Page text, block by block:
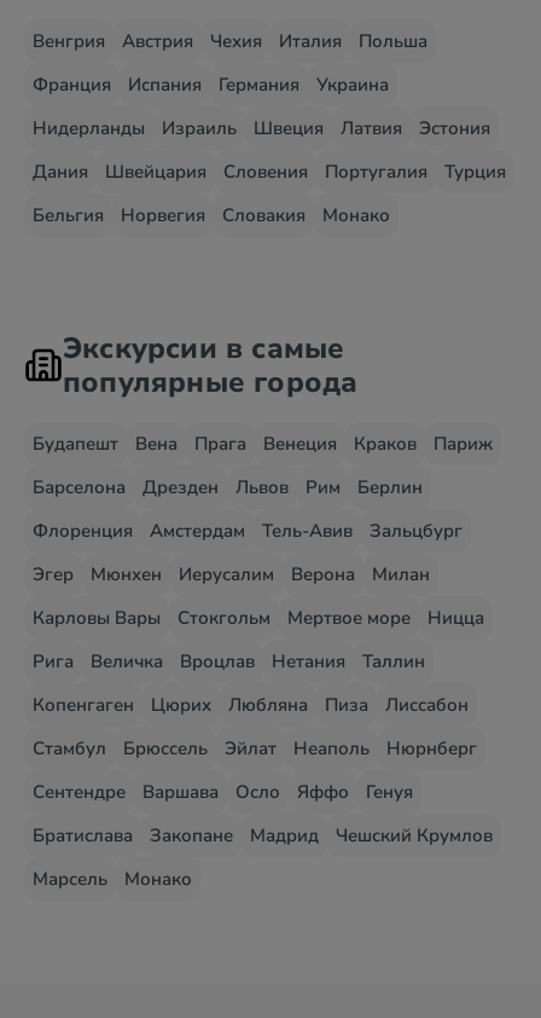
Венгрия Австрия Чехия Италия
Польша
Франция
Испания Германия
Украина
Нидерланды
Израиль Швеция Латвия
Эстония
Дания
Швейцария Словения Португалия
Турция
Бельгия
Норвегия Словакия Монако
Экскурсии в самые
популярные города
Будапешт Вена Прага Венеция Краков
Париж
Барселона
Дрезден Львов Рим
Берлин
Флоренция
Амстердам Тель-Авив
Зальцбург
Эгер
Мюнхен Иерусалим Верона
Милан
Карловы Вары
Стокгольм Мертвое море
Ницца
Рига
Величка Вроцлав Нетания
Таллин
Копенгаген
Цюрих Любляна Пиза
Лиссабон
Стамбул
Брюссель Эйлат Неаполь
Нюрнберг
Сентендре
Варшава Осло Яффо
Генуя
Братислава
Закопане Мадрид
Чешский Крумлов
Марсель
Монако